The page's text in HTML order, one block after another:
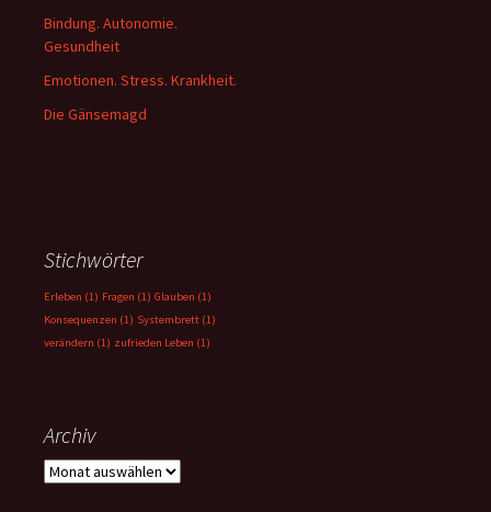
Bindung. Autonomie.
Gesundheit
Emotionen. Stress. Krankheit.
Die Gänsemagd
Stichwörter
Erleben (1) Fragen (1) Glauben (1)
Konsequenzen (1) Systembrett (1)
verändern (1) zufrieden Leben (1)
Archiv
Archiv